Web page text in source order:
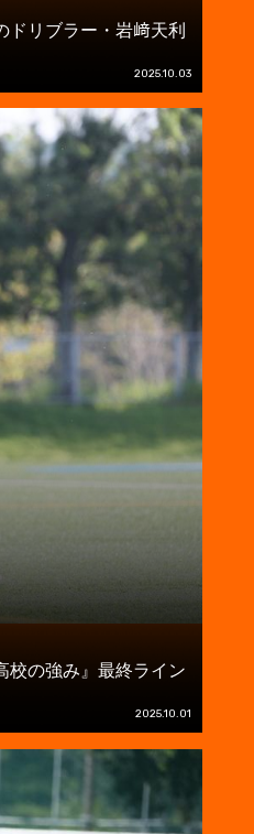
ドリブラー・岩﨑天利
2025.10.03
校の強み』最終ライン
2025.10.01